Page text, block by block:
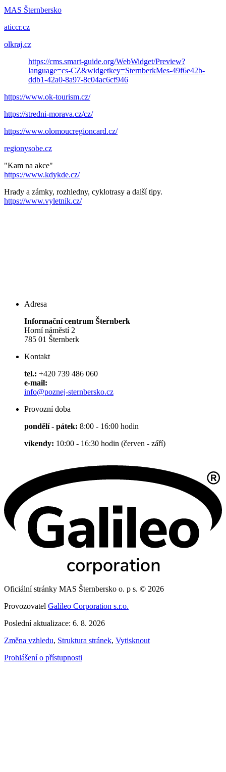
MAS Šternbersko
aticcr.cz
olkraj.cz
https://cms.smart-guide.org/WebWidget/Preview?
language=cs-CZ&widgetkey=SternberkMes-49f6e42b-
ddb1-42a0-8a97-8c04ac6cf946
https://www.ok-tourism.cz/
https://stredni-morava.cz/cz/
https://www.olomoucregioncard.cz/
regionysobe.cz
"Kam na akce"
https://www.kdykde.cz/
Hrady a zámky, rozhledny, cyklotrasy a další tipy.
https://www.vyletnik.cz/
Adresa
Informační centrum Šternberk
Horní náměstí 2
785 01 Šternberk
Kontakt
tel.: +420 739 486 060
e-mail:
info@poznej-sternbersko.cz
Provozní doba
pondělí - pátek: 8:00 - 16:00 hodin
víkendy: 10:00 - 16:30 hodin (červen - září)
Oficiální stránky MAS Šternbersko o. p s. © 2026
Provozovatel Galileo Corporation s.r.o.
Poslední aktualizace: 6. 8. 2026
Změna vzhledu, Struktura stránek, Vytisknout
Prohlášení o přístupnosti